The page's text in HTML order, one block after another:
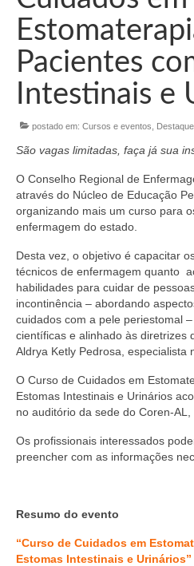
Conselheiros e
Câmaras Técnicas
Carta de Serviços ao
Governança
Eleições
Eleições Triênio
Eleições 2023
Eleições Anteriores
Agenda do presidente
Editais e licitação
Eleições
Responsabilidade
Portarias
Pacientes
Intestinais e
postado em: Cursos e eventos
São vagas limitadas, faça já sua
O Conselho Regional de
através do Núcleo de Educação
organizando mais um curso para
enfermagem do estado.
Desta vez, o objetivo é capacitar
técnicos de enfermagem quanto
habilidades para cuidar de
incontinência – abordando
cuidados com a pele periestomal
científicas e alinhado às diretrizes
Aldrya Ketly Pedrosa, especialista
O Curso de Cuidados em
Estomas Intestinais e Urinários
no auditório da sede do Coren-AL,
Os profissionais interessados
preencher com as informações
Resumo do evento
“Curso de Cuidados em
Estomas Intestinais e Urinários”